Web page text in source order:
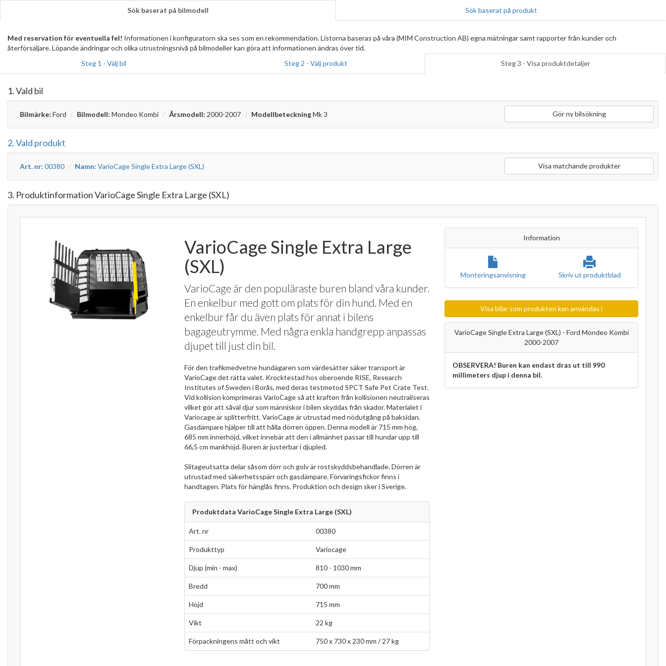
Sök baserat på bilmodell Sök baserat på produkt
Med reservation för eventuella fel! Informationen i konfiguratorn ska ses som en rekommendation. Listorna baseras på våra (MIM Construction AB) egna mätningar samt rapporter från kunder och
återförsäljare. Löpande ändringar och olika utrustningsnivå på bilmodeller kan göra att informationen ändras över tid.
Steg 1 - Välj bil
Steg 2 - Välj produkt Steg 3 - Visa produktdetaljer
1. Vald bil
Bilmärke: Ford Bilmodell: Mondeo Kombi Årsmodell: 2000-2007 ModellbeteckningMk 3 Gör ny bilsökning
2. Vald produkt
Art. nr: 00380 Namn: VarioCage Single Extra Large (SXL) Visa matchande produkter
3. Produktinformation VarioCage Single Extra Large (SXL)
VarioCage Single Extra Large
(SXL)
VarioCage är den populäraste buren bland våra kunder.
En enkelbur med gott om plats för din hund. Med en
enkelbur får du även plats för annat i bilens
bagageutrymme. Med några enkla handgrepp anpassas
djupet till just din bil.
För den trafikmedvetne hundägaren som värdesätter säker transport är
VarioCage det rätta valet. Krocktestad hos oberoende RISE, Research
Institutes of Sweden i Borås, med deras testmetod SPCT Safe Pet Crate Test.
Vid kollision komprimeras VarioCage så att kraften från kollisionen neutraliseras
vilket gör att såväl djur som människor i bilen skyddas från skador. Materialet i
Variocage är splitterfritt. VarioCage är utrustad med nödutgång på baksidan.
Gasdämpare hjälper till att hålla dörren öppen. Denna modell är 715 mm hög,
685 mm innerhöjd, vilket innebär att den i allmänhet passar till hundar upp till
66,5 cm mankhöjd. Buren är justerbar i djupled.
Slitageutsatta delar såsom dörr och golv är rostskyddsbehandlade. Dörren är
utrustad med säkerhetsspärr och gasdämpare. Förvaringsfickor finns i
handtagen. Plats för hänglås finns. Produktion och design sker i Sverige.
Produktdata VarioCage Single Extra Large (SXL)
Art. nr 00380
Produkttyp Variocage
Djup (min - max) 810 - 1030 mm
Bredd 700 mm
Höjd 715 mm
Vikt 22 kg
Förpackningens mått och vikt 750 x 730 x 230 mm / 27 kg
Information
Monteringsanvisning Skriv ut produktblad
Visa bilar som produkten kan användas i
VarioCage Single Extra Large (SXL) - Ford Mondeo Kombi
2000-2007
OBSERVERA! Buren kan endast dras ut till 990
millimeters djup i denna bil.